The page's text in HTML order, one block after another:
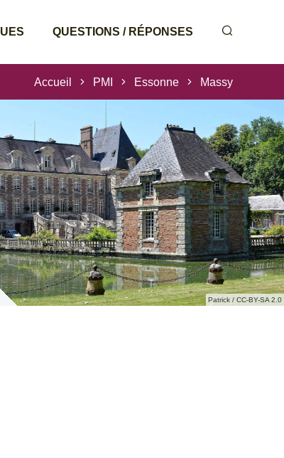
QUESTIONS / RÉPONSES
Accueil PMI Essonne Massy
Patrick / CC-BY-SA 2.0